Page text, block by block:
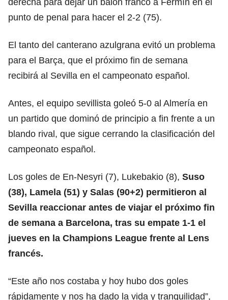
punto de penal para hacer el 2-2 (75).
El tanto del canterano azulgrana evitó un problema
para el Barça, que el próximo fin de semana
recibirá al Sevilla en el campeonato español.
Antes, el equipo sevillista goleó 5-0 al Almería en
un partido que dominó de principio a fin frente a un
blando rival, que sigue cerrando la clasificación del
campeonato español.
Los goles de En-Nesyri (7), Lukebakio (8), Suso
(38), Lamela (51) y Salas (90+2) permitieron al
Sevilla reaccionar antes de viajar el próximo fin
de semana a Barcelona, tras su empate 1-1 el
jueves en la Champions League frente al Lens
francés.
“Este año nos costaba y hoy hubo dos goles
rápidamente y nos ha dado la vida y tranquilidad”,